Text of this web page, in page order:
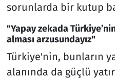
sorunlarda bir kutup
"Yapay zekada
alması arzusundayız"
Türkiye'nin, bunların
alanında da güçlü